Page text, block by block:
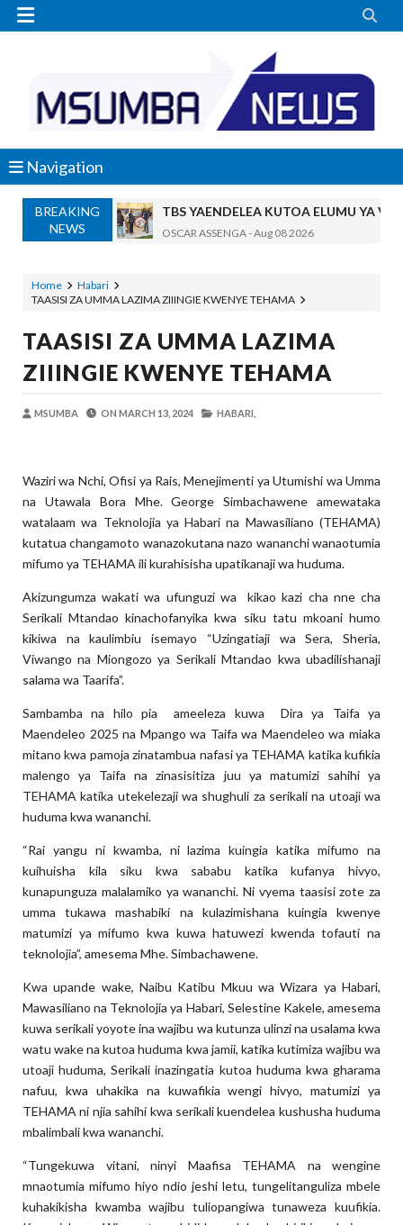
 
Navigation
BREAKING
NEWS
TBS YAENDELEA KUTOA ELUMU YA
OSCAR ASSENGA-Aug 08 2026
Nilishikilia Cheo Kile Kile Kwa Miaka
Niliteswa Na Ndoto Za Kutisha Usiku,
Zawadi-Aug 08 2026
Zawadi -Aug 08 2026
MGALU APONGEZA HATUA ZA
MSUMBA- Aug 08 2026
WMA YAPONGEZWA KWA
OKULY BLOG -Aug 08 2026
TBS Yaendelea Kutoa Elimu Ya
OSCAR ASSENGA -Aug 08 2026
WAZIRI SANGU AZITAKA
OSCAR ASSENGA-Aug 08 2026
Home
Habari
TAASISI ZA UMMA LAZIMA ZIIINGIE KWENYE TEHAMA
TAASISI ZA UMMA LAZIMA
ZIIINGIE KWENYE TEHAMA
MSUMBA ON MARCH 13, 2024 HABARI,
Waziri wa Nchi, Ofisi ya Rais, Menejimenti ya Utumishi wa Umma
na Utawala Bora Mhe. George Simbachawene amewataka
watalaam wa Teknolojia ya Habari na Mawasiliano (TEHAMA)
kutatua changamoto wanazokutana nazo wananchi wanaotumia
mifumo ya TEHAMA ili kurahisisha upatikanaji wa huduma.
Akizungumza wakati wa ufunguzi wa kikao kazi cha nne cha
Serikali Mtandao kinachofanyika kwa siku tatu mkoani humo
kikiwa na kaulimbiu isemayo “Uzingatiaji wa Sera, Sheria,
Viwango na Miongozo ya Serikali Mtandao kwa ubadilishanaji
salama wa Taarifa”.
Sambamba na hilo pia ameeleza kuwa Dira ya Taifa ya
Maendeleo 2025 na Mpango wa Taifa wa Maendeleo wa miaka
mitano kwa pamoja zinatambua nafasi ya TEHAMA katika kufikia
malengo ya Taifa na zinasisitiza juu ya matumizi sahihi ya
TEHAMA katika utekelezaji wa shughuli za serikali na utoaji wa
huduma kwa wananchi.
“Rai yangu ni kwamba, ni lazima kuingia katika mifumo na
kuihuisha kila siku kwa sababu katika kufanya hivyo,
kunapunguza malalamiko ya wananchi. Ni vyema taasisi zote za
umma tukawa mashabiki na kulazimishana kuingia kwenye
matumizi ya mifumo kwa kuwa hatuwezi kwenda tofauti na
teknolojia”, amesema Mhe. Simbachawene.
Kwa upande wake, Naibu Katibu Mkuu wa Wizara ya Habari,
Mawasiliano na Teknolojia ya Habari, Selestine Kakele, amesema
kuwa serikali yoyote ina wajibu wa kutunza ulinzi na usalama kwa
watu wake na kutoa huduma kwa jamii, katika kutimiza wajibu wa
utoaji huduma, Serikali inazingatia kutoa huduma kwa gharama
nafuu, kwa uhakika na kuwafikia wengi hivyo, matumizi ya
TEHAMA ni njia sahihi kwa serikali kuendelea kushusha huduma
mbalimbali kwa wananchi.
“Tungekuwa vitani, ninyi Maafisa TEHAMA na wengine
mnaotumia mifumo hiyo ndio jeshi letu, tungelitanguliza mbele
kuhakikisha kwamba wajibu tuliopangiwa tunaweza kuufikia.